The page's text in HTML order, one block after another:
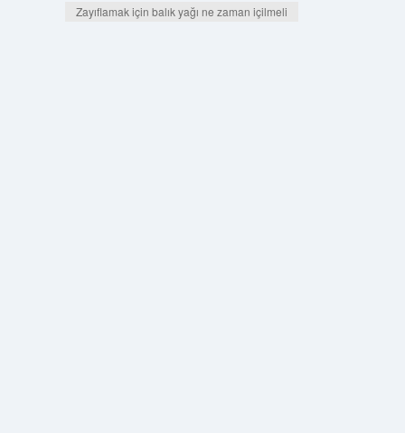
Zayıflamak için balık yağı ne zaman içilmeli